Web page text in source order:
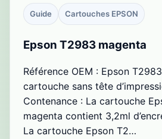
Guide Cartouches EPSON
Epson T2983 magenta
Référence OEM : Epson
cartouche sans tête
Contenance : La cartouche
magenta contient 3,2ml
La cartouche Epson T2…